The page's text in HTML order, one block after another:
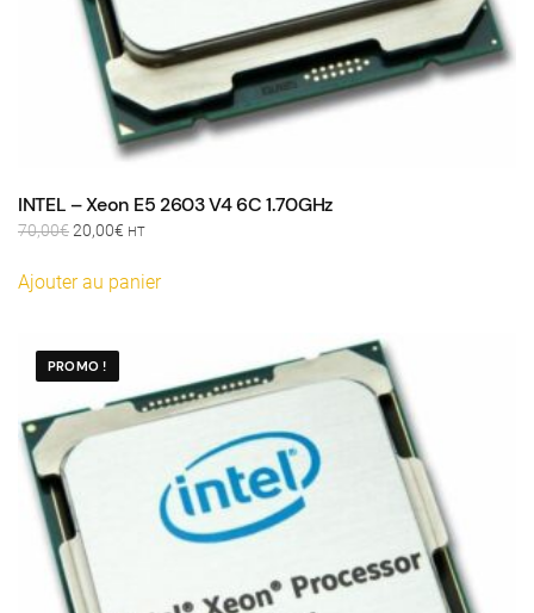
INTEL – Xeon E5 2603 V4 6C 1.70GHz
70,00€Le
initial
20,00€ Le
actuel
HT
Ajouter au panier
PROMO !